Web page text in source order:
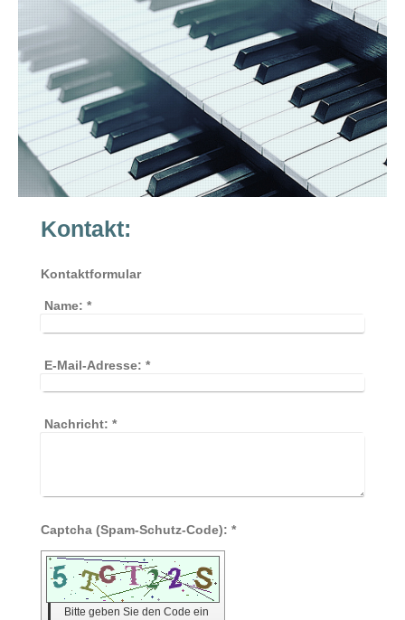
Kontakt:
Kontaktformular
Name: *
E-Mail-Adresse: *
Nachricht: *
Captcha (Spam-Schutz-Code): *
Bitte geben Sie den Code ein